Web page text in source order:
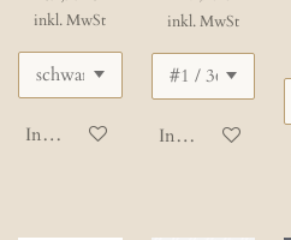
inkl. MwSt
In den Warenkorb
inkl. MwSt
In den Warenkorb